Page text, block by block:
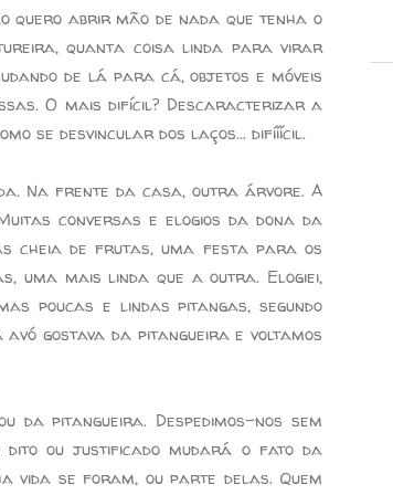
quero abrir mão de nada que tenha o
quanta coisa linda para virar
de lá para cá, objetos e móveis
O mais difícil? Descaracterizar a
se desvincular dos laços... difííícil.
Na frente da casa, outra árvore. A
conversas e elogios da dona da
cheia de frutas, uma festa para os
uma mais linda que a outra. Elogiei,
poucas e lindas pitangas, segundo
avó gostava da pitangueira e voltamos
da pitangueira. Despedimos-nos sem
dito ou justificado mudará o fato da
vida se foram, ou parte delas. Quem